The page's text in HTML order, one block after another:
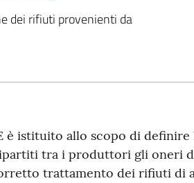
dei rifiuti provenienti da
è istituito allo scopo di
tra i produttori gli oneri
trattamento dei rifiuti di